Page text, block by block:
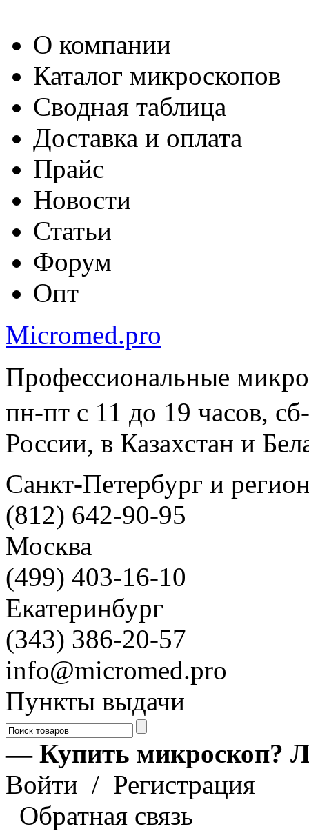
О компании
Каталог микроскопов
Сводная таблица
Доставка и оплата
Прайс
Новости
Статьи
Форум
Опт
Micromed.pro
Профессиональные
пн-пт с 11 до 19 часов,
России, в Казахстан и
Санкт-Петербург и
(812) 642-90-95
Москва
(499) 403-16-10
Екатеринбург
(343) 386-20-57
info@micromed.pro
Пункты выдачи
— Купить микроскоп?
Войти / Регистрация
Обратная связь